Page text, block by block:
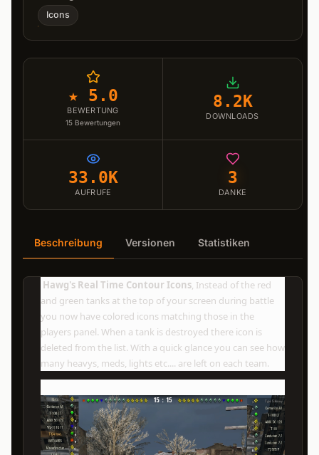
Icons
★ 5.0
BEWERTUNG
15 Bewertungen
8.2K
DOWNLOADS
33.0K
AUFRUFE
3
DANKE
Beschreibung Versionen Statistiken
Hawg's Real Time Contour Icons, Instead of the red
and green tanks at the top of your screen during battle
you now have colored icons matching those in the
players panel. When a tank is destroyed there icon is
deleted from the list. With a quick glance you can see how
many heavys, meds, lights etc.... are left on each team.